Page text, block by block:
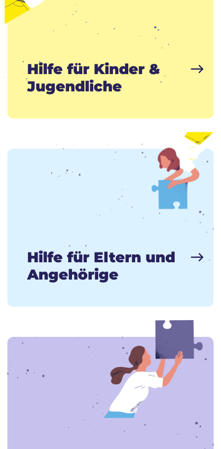
Hilfe für Kinder &
Jugendliche
Hilfe für Eltern und
Angehörige